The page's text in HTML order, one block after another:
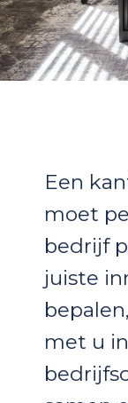
Een
moet
bedrijf
juiste
met u